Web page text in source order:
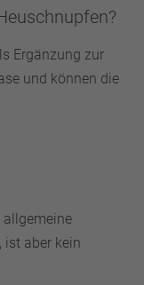
Ergänzung zur
und können die
allgemeine
ist aber kein